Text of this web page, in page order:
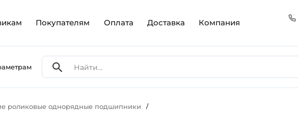
Покупателям Оплата Доставка Компания
роликовые однорядные подшипники /